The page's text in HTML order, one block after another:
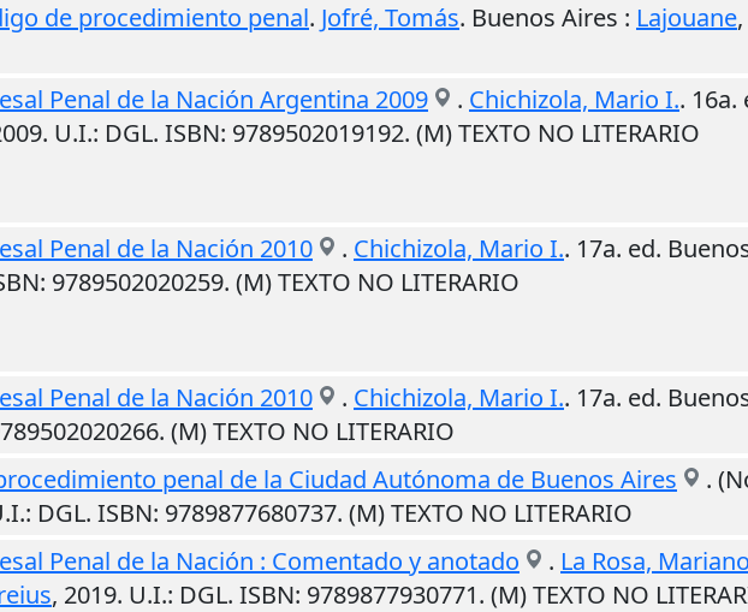
de procedimiento penal. Jofré, Tomás. Buenos Aires : Lajouane,
Penal de la Nación Argentina 2009
. Chichizola, Mario I.. 16a.
. U.I.: DGL. ISBN: 9789502019192. (M) TEXTO NO LITERARIO
Penal de la Nación 2010 . Chichizola, Mario I.. 17a. ed.
9789502020259. (M) TEXTO NO LITERARIO
Penal de la Nación 2010 . Chichizola, Mario I.. 17a. ed.
(M) TEXTO NO LITERARIO
penal de la Ciudad Autónoma de Buenos Aires
.
: DGL. ISBN: 9789877680737. (M) TEXTO NO LITERARIO
Penal de la Nación : Comentado y anotado
. La Rosa, Mariano
, 2019. U.I.: DGL. ISBN: 9789877930771. (M) TEXTO NO